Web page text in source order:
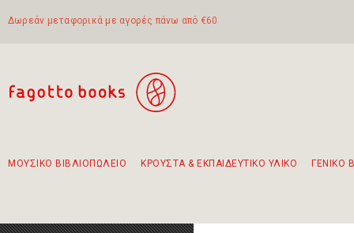
Δωρεάν μεταφορικά με αγορές πάνω από €60
ΜΟΥΣΙΚΟ ΒΙΒΛΙΟΠΩΛΕΙΟ ΚΡΟΥΣΤΑ & ΕΚΠΑΙΔΕΥΤΙΚΟ ΥΛΙΚΟ ΓΕΝΙΚΟ